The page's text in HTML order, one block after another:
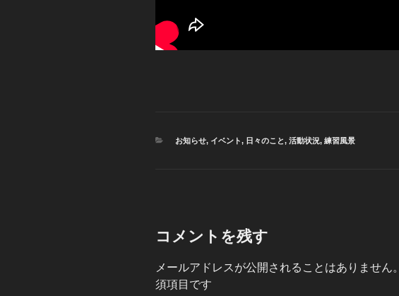
カ
お知らせ, イベント, 日々のこと, 活動状況, 練習風景
コメントを残す
メールアドレスが公開されることはありません。
須項目です